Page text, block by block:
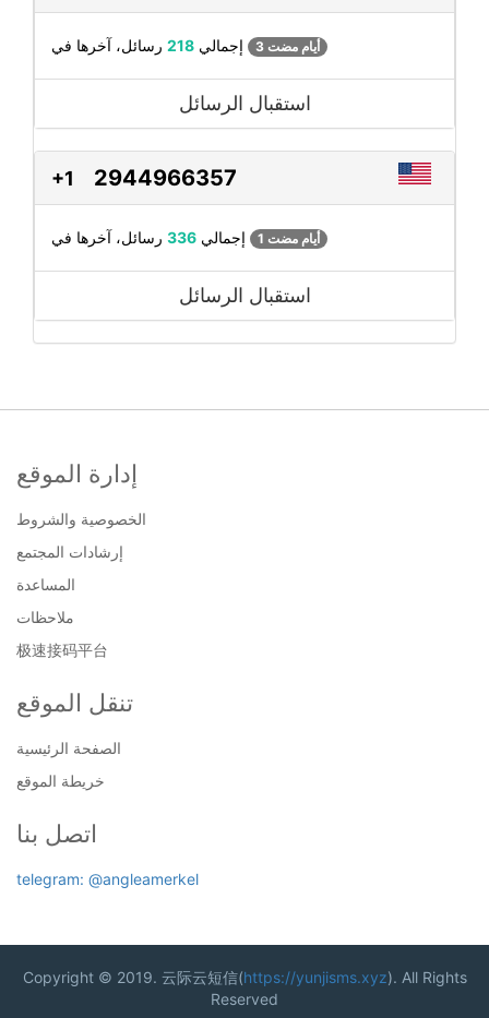
إجمالي 218 3 أيام مضت
استقبال الرسائل
+1 2944966357
إجمالي 336 1 أيام مضت
استقبال الرسائل
إدارة الموقع
الخصوصية والشروط
إرشادات المجتمع
المساعدة
ملاحظات
极速接码平台
تنقل الموقع
الصفحة الرئيسية
خريطة الموقع
اتصل بنا
telegram: @angleamerkel
Copyright © 2019. 云际云短信(https://yunjisms.xyz). All Rights
Reserved